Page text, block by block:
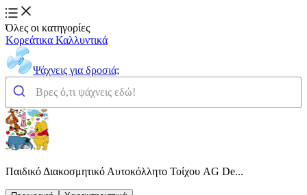
Όλες οι κατηγορίες
Κορεάτικα Καλλυντικά
Ψάχνεις για δροσιά;
Παιδικό Διακοσμητικό Αυτοκόλλητο Τοίχου AG De...